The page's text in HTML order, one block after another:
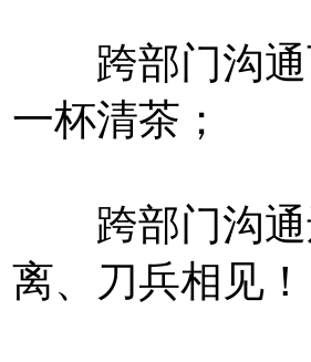
跨部门沟通
一杯清茶；
跨部门沟通
离、刀兵相见！